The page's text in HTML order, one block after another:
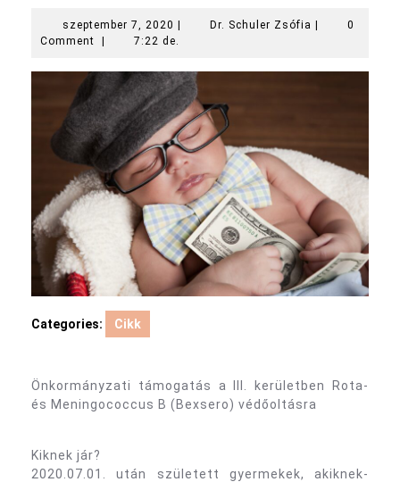
szeptember 7, 2020 szeptember
7,
Dr. Schuler Zsófia Dr.
0
Comment
7:22 de.
Categories: Cikk
Önkormányzati támogatás a III. kerületben Rota-
és Meningococcus B (Bexsero) védőoltásra
Kiknek jár?
2020.07.01. után született gyermekek, akiknek-